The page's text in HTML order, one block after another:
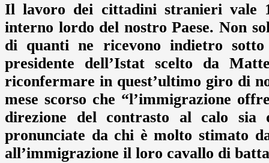
Il lavoro dei cittadini stranieri vale
interno lordo del nostro Paese. Non
di quanti ne ricevono indietro
presidente dell’Istat scelto da
riconfermare in quest’ultimo giro di
mese scorso che “l’immigrazione
direzione del contrasto al calo sia
pronunciate da chi è molto stimato
all’immigrazione il loro cavallo di